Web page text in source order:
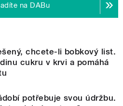
na DABu
chcete-li bobkový list.
cukru v krvi a pomáhá
potřebuje svou údržbu.